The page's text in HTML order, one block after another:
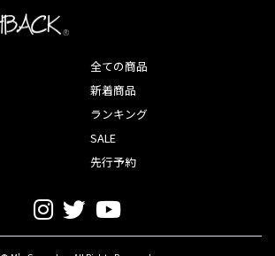
全ての商品
新着商品
ランキング
SALE
先行予約